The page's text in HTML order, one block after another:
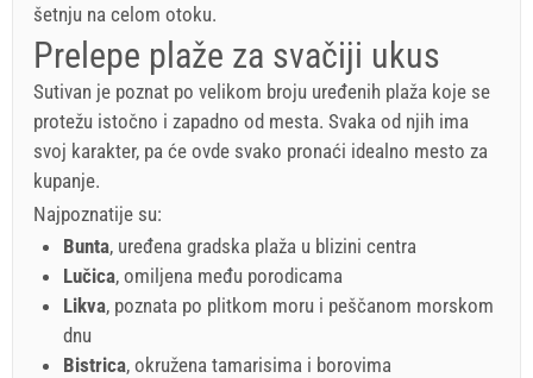
šetnju na celom otoku.
Prelepe plaže za svačiji ukus
Sutivan je poznat po velikom broju uređenih plaža koje se
protežu istočno i zapadno od mesta. Svaka od njih ima
svoj karakter, pa će ovde svako pronaći idealno mesto za
kupanje.
Najpoznatije su:
Bunta, uređena gradska plaža u blizini centra
Lučica, omiljena među porodicama
Likva, poznata po plitkom moru i peščanom morskom
dnu
Bistrica, okružena tamarisima i borovima